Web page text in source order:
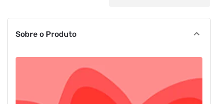
Sobre o Produto